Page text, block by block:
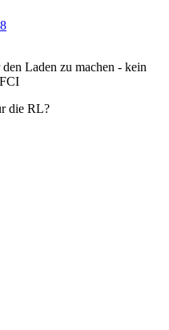
Laden zu machen - kein
die RL?